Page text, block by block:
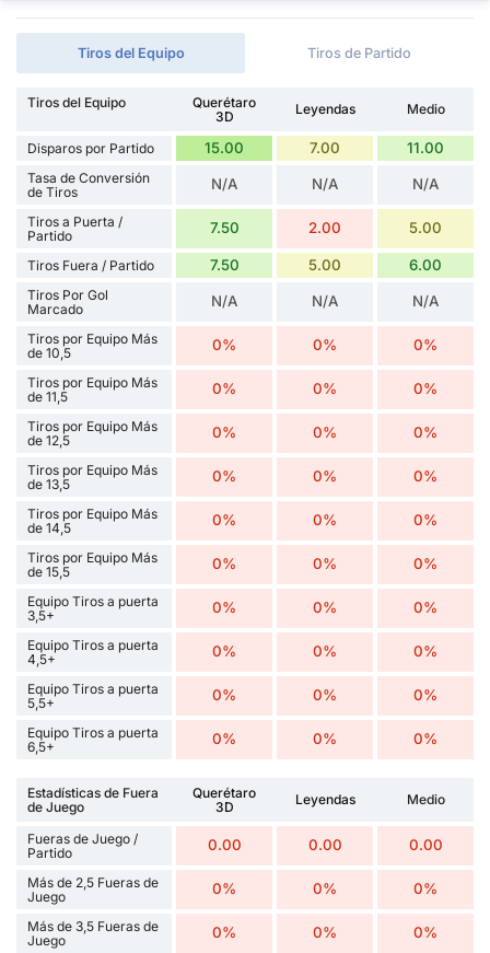
Tiros del Equipo Tiros de Partido
Tiros del Equipo
Querétaro
3D
Leyendas Medio
Disparos por Partido 15.00 7.00 11.00
Tasa de Conversión
de Tiros
N/A N/A N/A
Tiros a Puerta /
Partido
7.50 2.00 5.00
Tiros Fuera / Partido 7.50 5.00 6.00
Tiros Por Gol
Marcado
N/A N/A N/A
Tiros por Equipo Más
de 10,5
0% 0% 0%
Tiros por Equipo Más
de 11,5
0% 0% 0%
Tiros por Equipo Más
de 12,5
0% 0% 0%
Tiros por Equipo Más
de 13,5
0% 0% 0%
Tiros por Equipo Más
de 14,5
0% 0% 0%
Tiros por Equipo Más
de 15,5
0% 0% 0%
Equipo Tiros a puerta
3,5+
0% 0% 0%
Equipo Tiros a puerta
4,5+
0% 0% 0%
Equipo Tiros a puerta
5,5+
0% 0% 0%
Equipo Tiros a puerta
6,5+
0% 0% 0%
Estadísticas de Fuera
de Juego
Querétaro
3D
Leyendas Medio
Fueras de Juego /
Partido
0.00 0.00 0.00
Más de 2,5 Fueras de
Juego
0% 0% 0%
Más de 3,5 Fueras de
Juego
0% 0% 0%